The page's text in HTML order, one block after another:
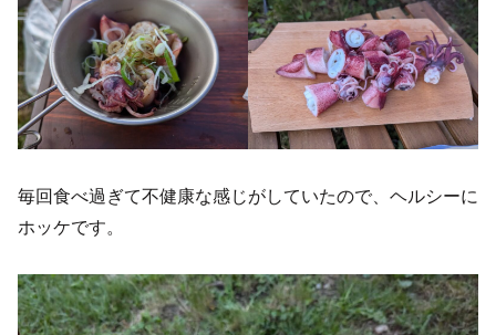
毎回食べ過ぎて不健康な感じがしていたので、ヘルシーに
ホッケです。